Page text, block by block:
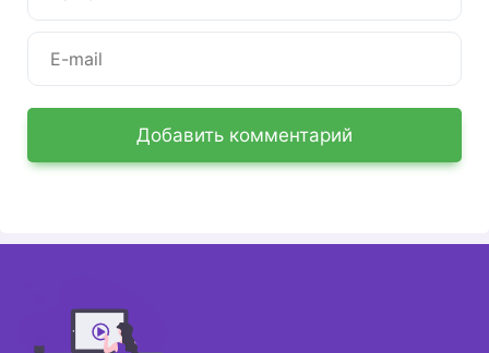
Добавить комментарий